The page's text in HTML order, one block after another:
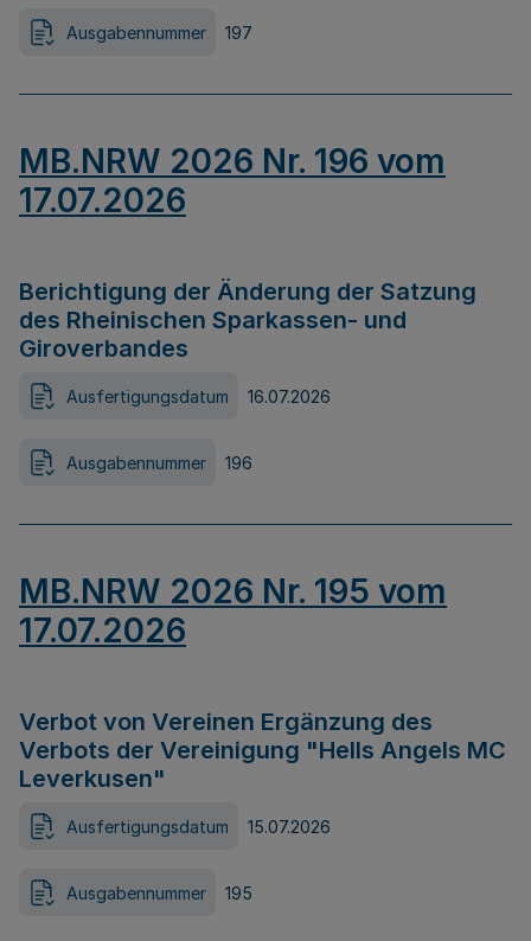
Ausgabennummer 197
MB.NRW 2026 Nr. 196 vom
17.07.2026
Berichtigung der Änderung der Satzung
des Rheinischen Sparkassen- und
Giroverbandes
Ausfertigungsdatum 16.07.2026
Ausgabennummer 196
MB.NRW 2026 Nr. 195 vom
17.07.2026
Verbot von Vereinen Ergänzung des
Verbots der Vereinigung "Hells Angels MC
Leverkusen"
Ausfertigungsdatum 15.07.2026
Ausgabennummer 195